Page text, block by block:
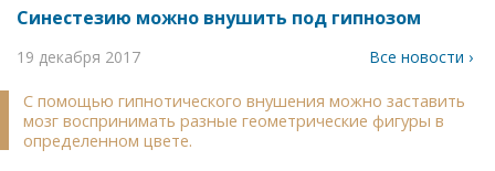
Синестезию можно внушить под гипнозом
19 декабря 2017 Все новости ›
С помощью гипнотического внушения можно заставить
мозг воспринимать разные геометрические фигуры в
определенном цвете.